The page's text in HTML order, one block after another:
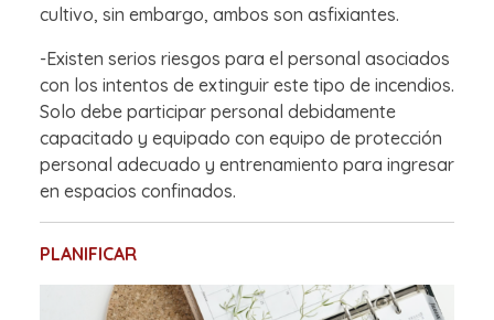
cultivo, sin embargo, ambos son asfixiantes.
-Existen serios riesgos para el personal asociados
con los intentos de extinguir este tipo de incendios.
Solo debe participar personal debidamente
capacitado y equipado con equipo de protección
personal adecuado y entrenamiento para ingresar
en espacios confinados.
PLANIFICAR